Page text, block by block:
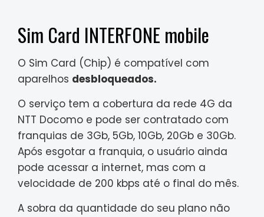
Sim Card INTERFONE mobile
O Sim Card (Chip) é compatível com
aparelhos desbloqueados.
O serviço tem a cobertura da rede 4G da
NTT Docomo e pode ser contratado com
franquias de 3Gb, 5Gb, 10Gb, 20Gb e 30Gb.
Após esgotar a franquia, o usuário ainda
pode acessar a internet, mas com a
velocidade de 200 kbps até o final do mês.
A sobra da quantidade do seu plano não